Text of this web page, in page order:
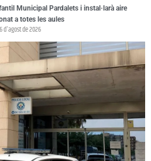
Municipal Pardalets i instal·larà aire
a totes les aules
6 d'agost de 2026